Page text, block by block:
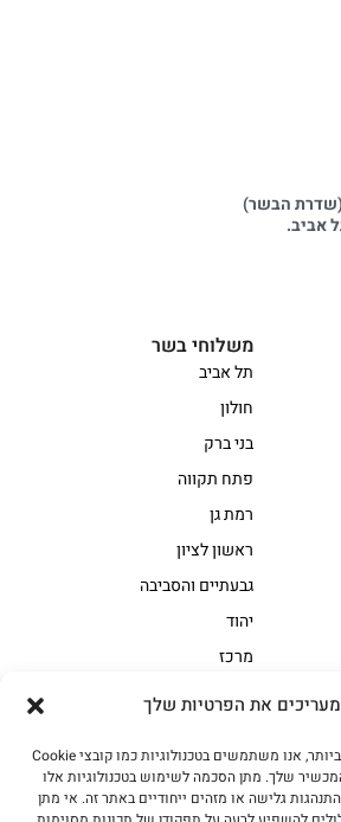
מעריכים את הפרטיות שלך
כדי לספק את החוויה הטובה ביותר, אנו משתמשים בטכנולוגיות כמו קובצי Cookie
שלך. מתן הסכמה לשימוש בטכנולוגיות אלו
גלישה או מזהים ייחודיים באתר זה. אי מתן
בשר בקר משובח
בשר למעשנת
משלוחי בשר
תל אביב
חולון
בני ברק
פתח תקווה
רמת גן
ראשון לציון
גבעתיים והסביבה
יהוד
מרכז
אביב.